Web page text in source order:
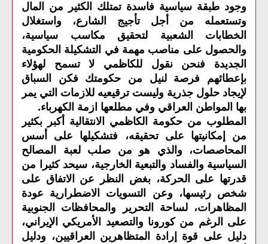
وجود طبقة سياسية فاسدة تمتلك الكثير من المال
وتستعمله من أجل تأجيج الشارع، واستغلال
الخطابات الشعبية لتحقيق مكاسب سياسية،
والحصول على مناصب مهمة في التشكيلة الحكومية
الجديدة فنحن نقول للكاظمي لا تسمح لهؤلاء
بإعطائهم فرصة لنيل من حكومتك فكن السباق
لإيجاد حلول جذرية وليست ترقيعيه للازمات التي يمر
بها المواطن العراقي وفي مطلعها ازمة الكهرباء.
المطلوب من حكومة الكاظمي الانتقالية أكبر بكثير
من إمكانيتها على تحقيقه، فتشكيلها على أسس
المحاصصات، والذي هو من صلب لعبة المصالح
السياسية والفساد والتبعية الخارجية، سيحد كثيرا من
قدرتها على الحركة، بغض النظر عن الاتفاق على
شخص رئيسها، وعن التسويات الاضطرارية عودة
المظاهرات، لساحة التحرير والمحافظات الجنوبية
على الرغم من كورونا والتصعيد الأمريكي الإيراني،
دليل على قوة إرادة المتظاهرين العراقيين، ودليل